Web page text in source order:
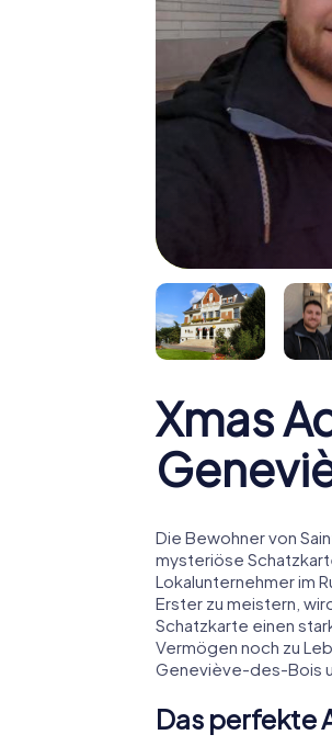
Xmas
Die Bewohner von
mysteriöse
Lokalunternehmer im
Erster zu meistern,
Schatzkarte einen
Vermögen noch zu
Geneviève-des-Bois
Das perfekte